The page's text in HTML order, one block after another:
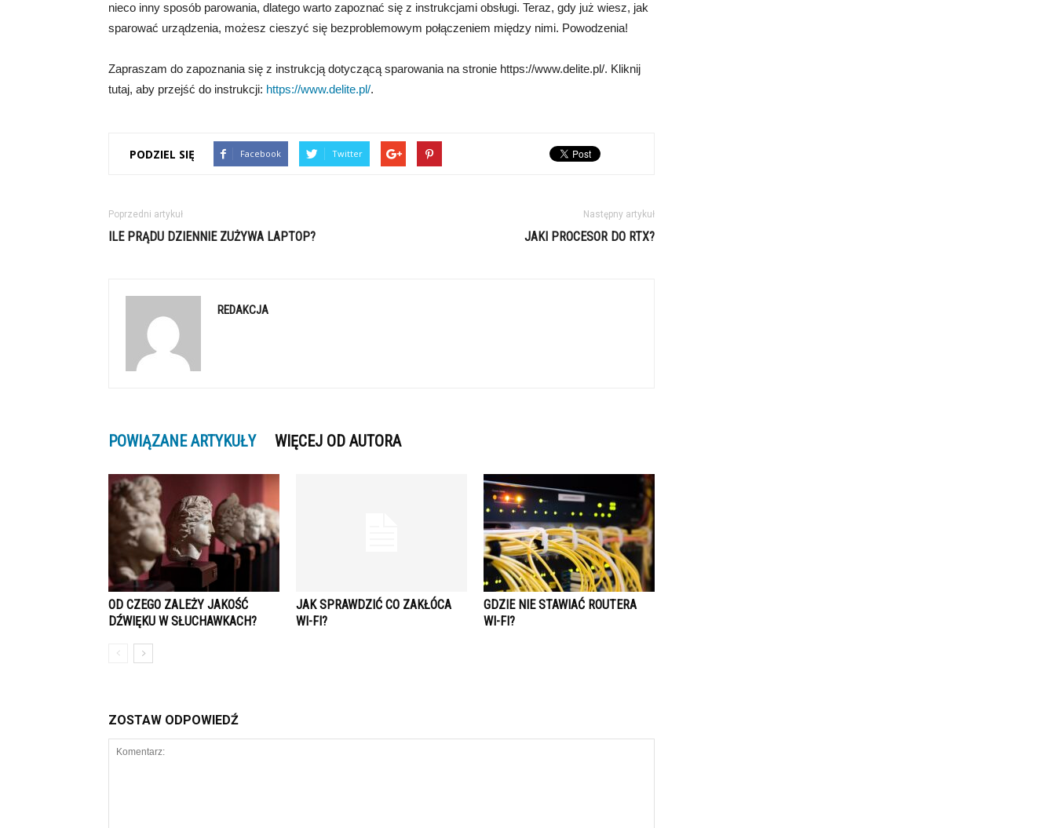
nieco inny sposób parowania, dlatego warto zapoznać się z instrukcjami obsługi. Teraz, gdy już wiesz, jak
sparować urządzenia, możesz cieszyć się bezproblemowym połączeniem między nimi. Powodzenia!
Zapraszam do zapoznania się z instrukcją dotyczącą sparowania na stronie https://www.delite.pl/. Kliknij
tutaj, aby przejść do instrukcji: https://www.delite.pl/.
PODZIEL SIĘ Facebook Twitter
Poprzedni artykuł
ILE PRĄDU DZIENNIE ZUŻYWA LAPTOP?
Następny artykuł
JAKI PROCESOR DO RTX?
REDAKCJA
POWIĄZANE ARTYKUŁY WIĘCEJ OD AUTORA
OD CZEGO ZALEŻY JAKOŚĆ
DŹWIĘKU W SŁUCHAWKACH?
JAK SPRAWDZIĆ CO ZAKŁÓCA
WI-FI?
GDZIE NIE STAWIAĆ ROUTERA
WI-FI?
ZOSTAW ODPOWIEDŹ